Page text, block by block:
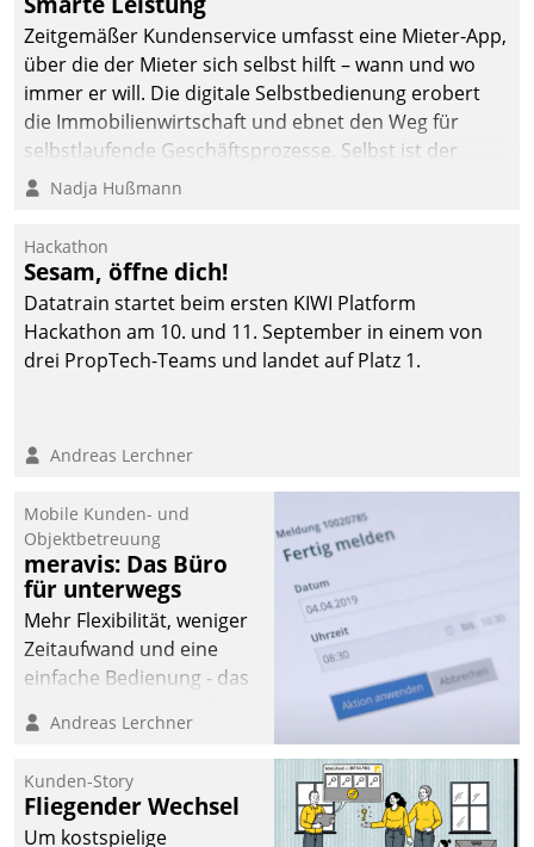
Zeitgemäßer Kundenservice umfasst eine Mieter-App,
über die der Mieter sich selbst hilft – wann und wo
immer er will. Die digitale Selbstbedienung erobert
die Immobilienwirtschaft und ebnet den Weg für
selbstlaufende Geschäftsprozesse. Selbst ist der
Kunde und smart der Serviceanbieter.
Nadja Hußmann
Hackathon
Sesam, öffne dich!
Datatrain startet beim ersten KIWI Platform
Hackathon am 10. und 11. September in einem von
drei PropTech-Teams und landet auf Platz 1.
Andreas Lerchner
Mobile Kunden- und
Objektbetreuung
meravis: Das Büro
für unterwegs
Mehr Flexibilität, weniger
Zeitaufwand und eine
einfache Bedienung - das
Cockpit für mobile
Datatrain. Die meravis
Wohnungsbau- und
Andreas Lerchner
Kunden-Story
Fliegender Wechsel
Um kostspielige